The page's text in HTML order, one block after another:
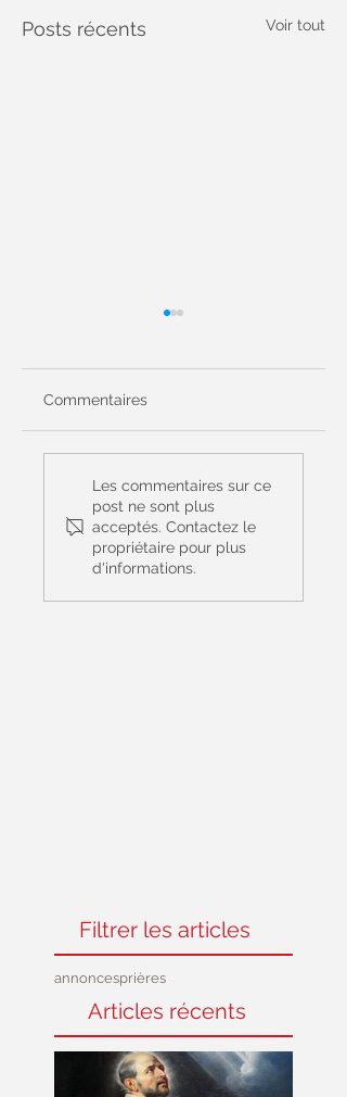
Posts récents Voir tout
Prière Universelle
du 14 juin - 11ème
dimanche du
Temps Ordinaire -
(Matthieu 9, 36 – 10,
8)
Commentaires
Les commentaires sur ce
post ne sont plus
acceptés. Contactez le
propriétaire pour plus
d'informations.
Filtrer les articles
annoncesprières
Articles récents